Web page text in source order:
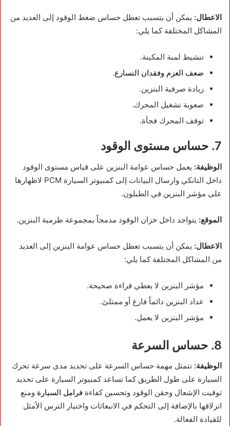
الاعطال: يمكن أن يتسبب تعطل حساس ضغط الوقود إلى العديد من
المشاكل المختلفة كما يلي:
تنشيط لمبة المكينة.
ضعف العزم وفقدان التسارع.
زيادة صرفية البنزين.
صعوبة تشغيل المحرك.
توقف المحرك فجأة.
7. حساس مستوى الوقود
الوظيفة: يعمل حساس عوامة البنزين على قياس مستوى الوقود
داخل التانكي وارسال البيانات إلى كمبيوتر السيارة PCM لاظهارها
على مؤشر البنزين في الطبلون.
الموقع: يتواجد داخل خزان الوقود مدمجاً بمجموعة طرمبة البنزين.
الاعطال: يمكن أن يتسبب تعطل حساس عوامة البنزين إلى العديد
من المشاكل المختلفة كما يلي:
مؤشر البنزين لا يعطي قراءة صحيحة.
عداد البنزين دائماً فارغ أو ممتلئ.
مؤشر البنزين لا يعمل.
8. حساس السرعة
الوظيفة: تتمثل مهمة حساس السرعة على تحديد مدى سرعة تحرك
السيارة على طول الطريق كما تساعد كمبيوتر السيارة على تحديد
توقيت الإشعال وحقن الوقود وتحسين كفاءة فرامل السيارة ومنع
انزلاقها بالإضافة إلى التحكم في الانبعاثات واختيار الترس الأمثل
للقيادة الفعالة.